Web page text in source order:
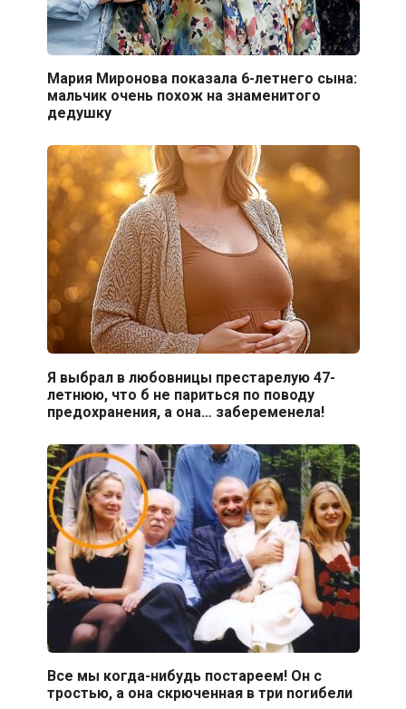
Мария Миронова показала 6-летнего сына:
мальчик очень похож на знаменитого
дедушку
Я выбрал в любовницы престарелую 47-
летнюю, что б не париться по поводу
предохранения, а она… забеременела!
Все мы когда-нибудь постареем! Он с
тростью, а она скрюченная в три nоrибели